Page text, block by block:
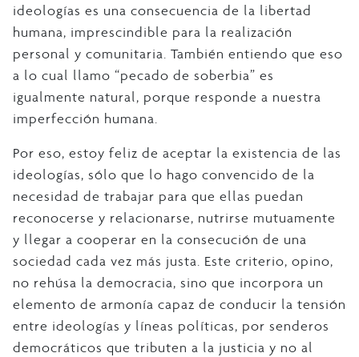
ideologías es una consecuencia de la libertad
humana, imprescindible para la realización
personal y comunitaria. También entiendo que eso
a lo cual llamo “pecado de soberbia” es
igualmente natural, porque responde a nuestra
imperfección humana.
Por eso, estoy feliz de aceptar la existencia de las
ideologías, sólo que lo hago convencido de la
necesidad de trabajar para que ellas puedan
reconocerse y relacionarse, nutrirse mutuamente
y llegar a cooperar en la consecución de una
sociedad cada vez más justa. Este criterio, opino,
no rehúsa la democracia, sino que incorpora un
elemento de armonía capaz de conducir la tensión
entre ideologías y líneas políticas, por senderos
democráticos que tributen a la justicia y no al